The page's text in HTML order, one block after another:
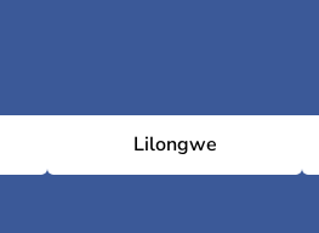
Lilongwe